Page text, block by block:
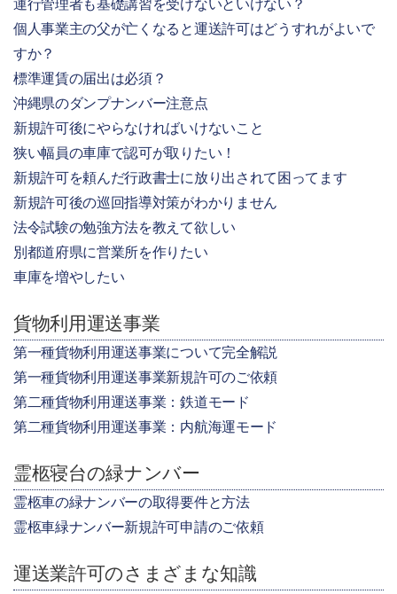
運行管理者も基礎講習を受けないといけない？
個人事業主の父が亡くなると運送許可はどうすれがよいで
すか？
標準運賃の届出は必須？
沖縄県のダンプナンバー注意点
新規許可後にやらなければいけないこと
狭い幅員の車庫で認可が取りたい！
新規許可を頼んだ行政書士に放り出されて困ってます
新規許可後の巡回指導対策がわかりません
法令試験の勉強方法を教えて欲しい
別都道府県に営業所を作りたい
車庫を増やしたい
貨物利用運送事業
第一種貨物利用運送事業について完全解説
第一種貨物利用運送事業新規許可のご依頼
第二種貨物利用運送事業：鉄道モード
第二種貨物利用運送事業：内航海運モード
霊柩寝台の緑ナンバー
霊柩車の緑ナンバーの取得要件と方法
霊柩車緑ナンバー新規許可申請のご依頼
運送業許可のさまざまな知識